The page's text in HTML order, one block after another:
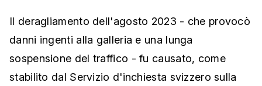
Il deragliamento dell'agosto 2023 - che provocò
danni ingenti alla galleria e una lunga
sospensione del traffico - fu causato, come
stabilito dal Servizio d'inchiesta svizzero sulla